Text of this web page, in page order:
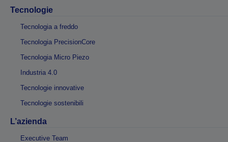
Tecnologie
Tecnologia a freddo
Tecnologia PrecisionCore
Tecnologia Micro Piezo
Industria 4.0
Tecnologie innovative
Tecnologie sostenibili
L’azienda
Executive Team